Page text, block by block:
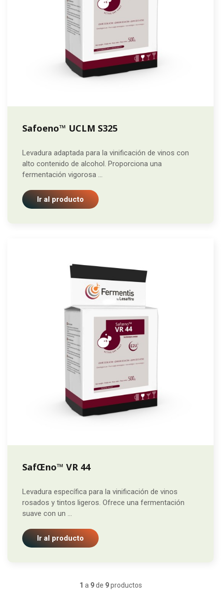
Safoeno™ UCLM S325
Levadura adaptada para la vinificación de vinos con
alto contenido de alcohol. Proporciona una
fermentación vigorosa ...
Ir al producto
SafŒno™ VR 44
Levadura específica para la vinificación de vinos
rosados y tintos ligeros. Ofrece una fermentación
suave con un ...
Ir al producto
1 a 9de 9productos